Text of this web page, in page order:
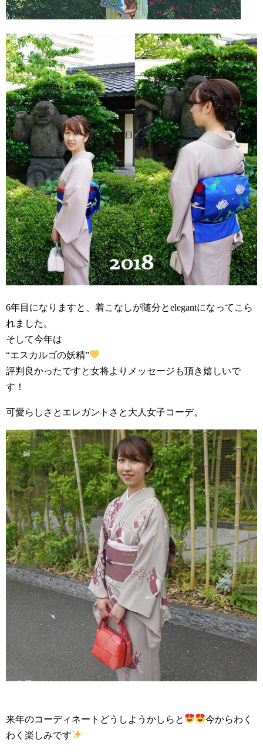
6年目になりますと、着こなしが随分とelegantになってこら
れました。
そして今年は
“エスカルゴの妖精”
評判良かったですと女将よりメッセージも頂き嬉しいで
す！
可愛らしさとエレガントさと大人女子コーデ。
来年のコーディネートどうしようかしらと
今からわく
わく楽しみです